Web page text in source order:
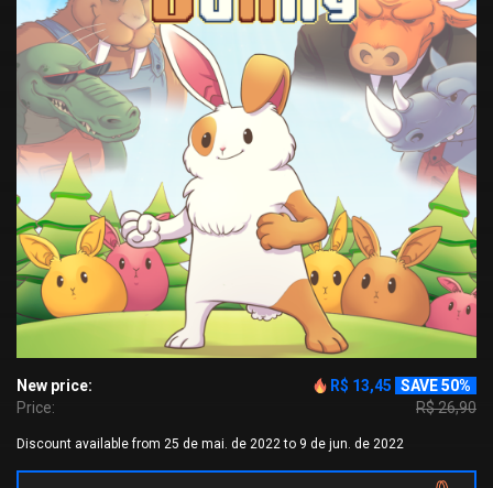
New price: R$ 13,45 SAVE 50%
Price:
R$ 26,90
Discount available from 25 de mai. de 2022 to 9 de jun. de 2022